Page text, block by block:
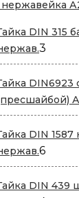
нержавейка
DIN 315
3
DIN6923
DIN 1587
66
DIN 439